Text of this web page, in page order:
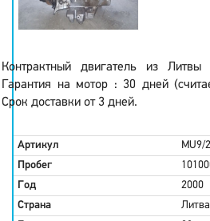
Контрактный двигатель из
Гарантия на мотор : 30 дней
Срок доставки от 3 дней.
Артикул
MU9/
Пробег
Год
2000
Страна
Литва